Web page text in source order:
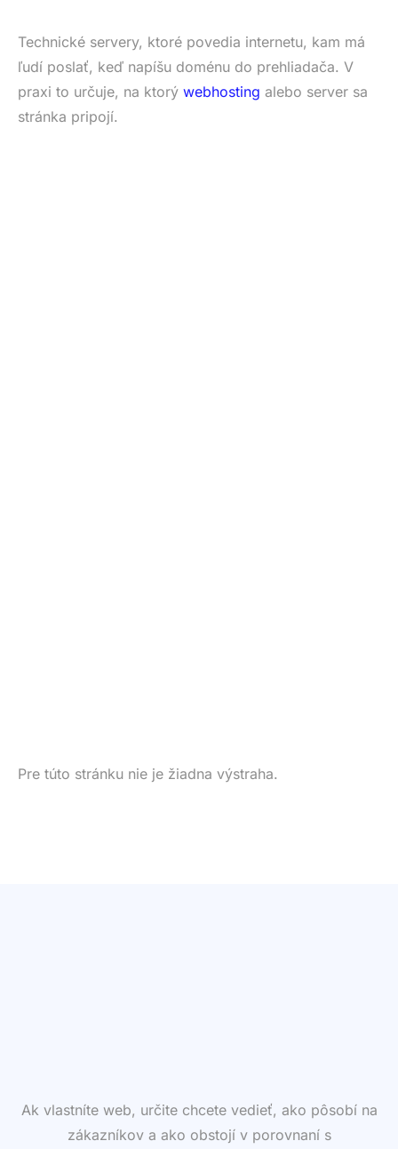
Technické servery, ktoré povedia internetu, kam má
ľudí poslať, keď napíšu doménu do prehliadača. V
praxi to určuje, na ktorý webhosting alebo server sa
stránka pripojí.
Pre túto stránku nie je žiadna výstraha.
Ak vlastníte web, určite chcete vedieť, ako pôsobí na
zákazníkov a ako obstojí v porovnaní s